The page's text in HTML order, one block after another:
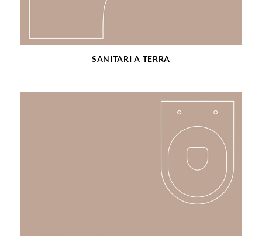
SANITARI A TERRA